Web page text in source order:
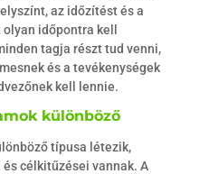
az időzítést és a
időpontra kell
tagja részt tud venni,
és a tevékenységek
kell lennie.
különböző
típusa létezik,
célkitűzései vannak. A